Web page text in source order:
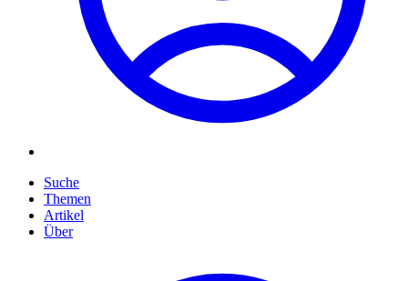
Suche
Themen
Artikel
Über